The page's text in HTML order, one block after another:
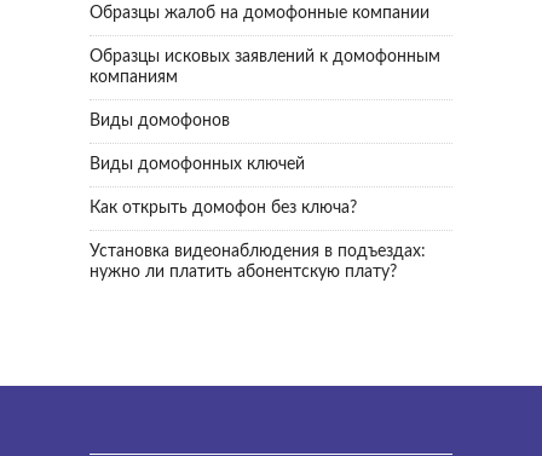
Образцы жалоб на домофонные компании
Образцы исковых заявлений к домофонным
компаниям
Виды домофонов
Виды домофонных ключей
Как открыть домофон без ключа?
Установка видеонаблюдения в подъездах:
нужно ли платить абонентскую плату?